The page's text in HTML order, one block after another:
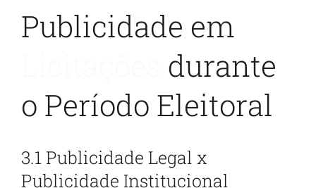
Publicidade em
durante
o Período Eleitoral
3.1 Publicidade Legal x
Publicidade Institucional